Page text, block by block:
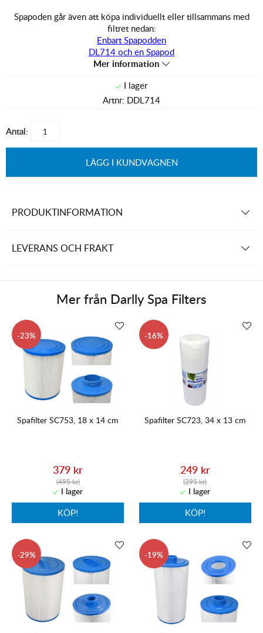
Spapoden går även att köpa individuellt eller tillsammans med
filtret nedan:
Enbart Spapodden
DL714 och en Spapod
Mer information
Artnr: DDL714
Antal:
LÄGG I KUNDVAGNEN
PRODUKTINFORMATION
LEVERANS OCH FRAKT
Mer från Darlly Spa Filters
23
Spafilter SC753, 18 x 14 cm
379 kr
(495 kr)
KÖP!
16
Spafilter SC723, 34 x 13 cm
249 kr
(295 kr)
KÖP!
29 19